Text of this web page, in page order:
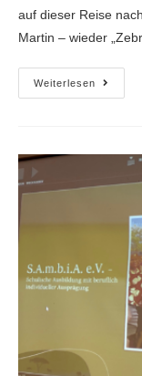
auf dieser Reise
Martin – wieder
Weiterlesen